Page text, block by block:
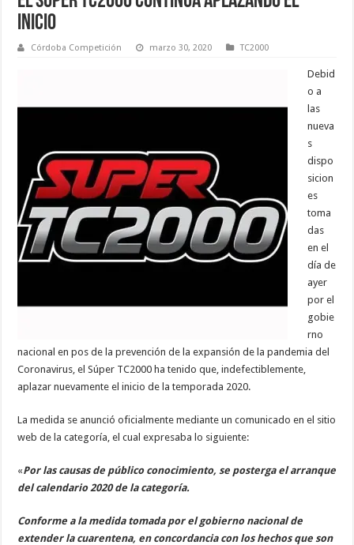
INICIO
Córdoba Competición marzo 30, 2020 TC2000
Debid
o a
las
nueva
s
dispo
sicion
es
toma
das
en el
día de
ayer
por el
gobie
rno
nacional en pos de la prevención de la expansión de la pandemia del
Coronavirus, el Súper TC2000 ha tenido que, indefectiblemente,
aplazar nuevamente el inicio de la temporada 2020.
La medida se anunció oficialmente mediante un comunicado en el sitio
web de la categoría, el cual expresaba lo siguiente:
«Por las causas de público conocimiento, se posterga el arranque
del calendario 2020 de la categoría.
Conforme a la medida tomada por el gobierno nacional de
extender la cuarentena, en concordancia con los hechos que son